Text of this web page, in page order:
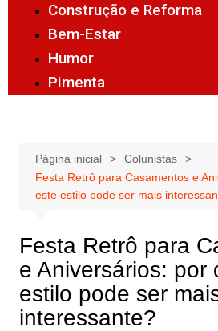
Construção e Reforma
Bem-Estar
Humor
Pimenta
Página inicial
Colunistas
Festa Retrô para Casamentos e
este estilo pode ser mais
Festa Retrô para
e Aniversários: por
estilo pode ser
interessante?